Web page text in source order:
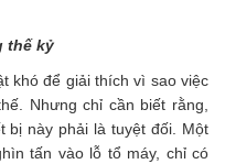
thế kỷ
khó để giải thích vì sao việc
Nhưng chỉ cần biết rằng,
bị này phải là tuyệt đối. Một
tấn vào lỗ tổ máy, chỉ có